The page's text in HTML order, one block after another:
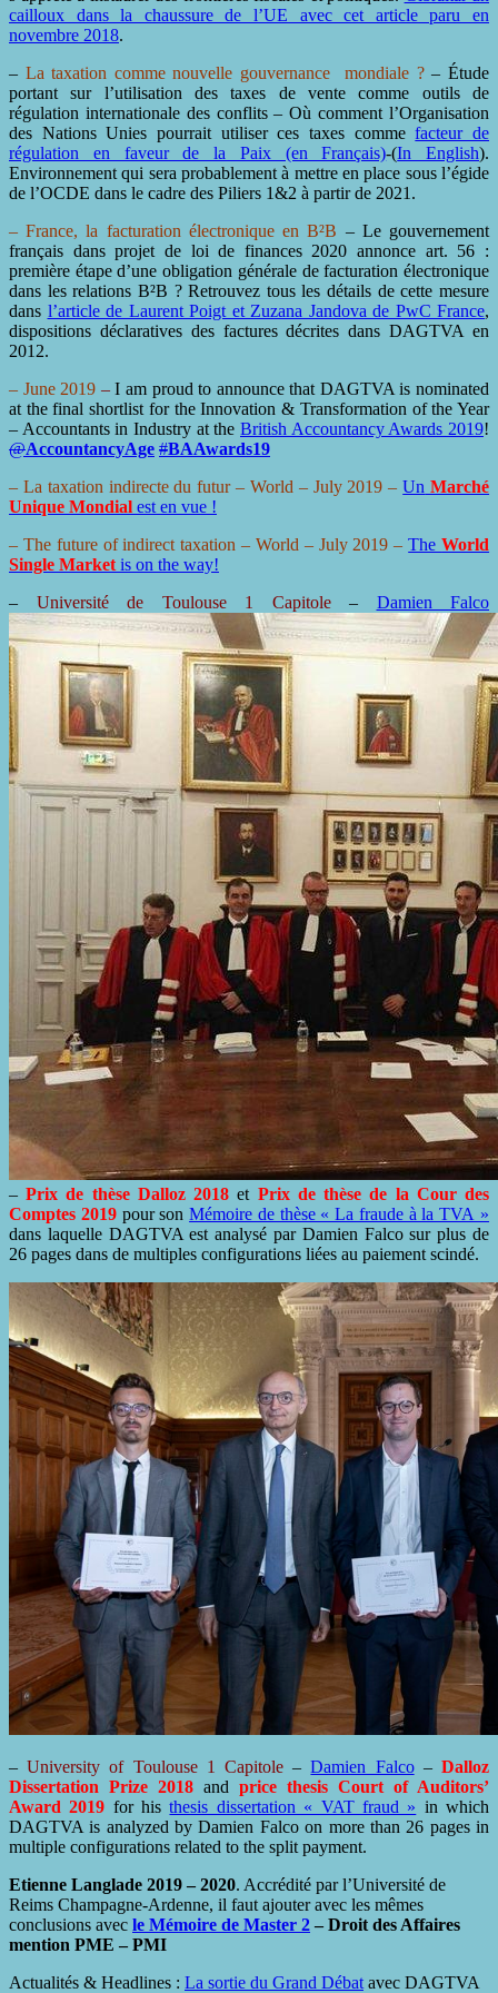
cailloux dans la chaussure de l’UE avec cet article paru en
novembre 2018.
– La taxation comme nouvelle gouvernance mondiale ?– Étude
portant sur l’utilisation des taxes de vente comme outils de
régulation internationale des conflits – Où comment l’Organisation
des Nations Unies pourrait utiliser ces taxes commefacteur de
régulation en faveur de la Paix (en Français)-(In English).
Environnement qui sera probablement à mettre en place sous l’égide
de l’OCDE dans le cadre des Piliers 1&2 à partir de 2021.
– France, la facturation électronique en B²B – Le gouvernement
français dans projet de loi de finances 2020 annonce art. 56 :
première étape d’une obligation générale de facturation électronique
dans les relations B²B ? Retrouvez tous les détails de cette mesure
dans l’article de Laurent Poigt et Zuzana Jandova de PwC France,
dispositions déclaratives des factures décrites dans DAGTVA en
2012.
– June 2019 –I am proud to announce that DAGTVA is nominated
at the final shortlist for the Innovation & Transformation of the Year
– Accountants in Industry at the British Accountancy Awards 2019!
@AccountancyAge #BAAwards19
– La taxation indirecte du futur – World – July 2019 – Un Marché
Unique Mondial est en vue !
– The future of indirect taxation – World – July 2019 – TheWorld
Single Market is on the way!
– Université de Toulouse 1 Capitole – Damien Falco
–Prix de thèse Dalloz 2018 et Prix de thèse de la Cour des
Comptes 2019pour sonMémoire de thèse « La fraude à la TVA »
dans laquelle DAGTVA est analysé par Damien Falco sur plus de
26 pages dans de multiples configurations liées au paiement scindé.
–University of Toulouse 1 Capitole –Damien Falco–Dalloz
Dissertation Prize 2018 and price thesis Court of Auditors’
Award 2019 for histhesis dissertation « VAT fraud » in which
DAGTVA is analyzed by Damien Falco on more than 26 pages in
multiple configurations related to the split payment.
Etienne Langlade 2019 – 2020. Accrédité par l’Université de
Reims Champagne-Ardenne, il faut ajouter avec les mêmes
conclusions avec le Mémoire de Master 2 – Droit des Affaires
mention PME – PMI
Actualités & Headlines : La sortie du Grand Débat avec DAGTVA